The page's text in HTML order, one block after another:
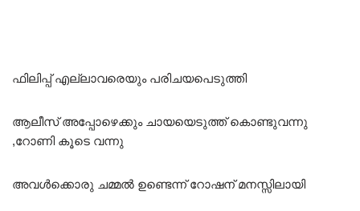
ഫിലിപ്പ് എല്ലാവരെയും പരിചയപെടുത്തി
ആലീസ് അപ്പോഴെക്കും ചായയെടുത്ത് കൊണ്ടുവന്നു
,റോണി കൂടെ വന്നു
അവൾക്കൊരു ചമ്മൽ ഉണ്ടെന്ന് റോഷന് മനസ്സിലായി